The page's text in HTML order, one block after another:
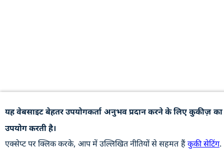
यह वेबसाइट बेहतर उपयोगकर्ता अनुभव प्रदान करने के लिए कुकीज़ का
उपयोग करती है।
एक्सेप्ट पर क्लिक करके, आप में उल्लिखित नीतियों से सहमत हैंकुकी सेटिंग.
उपयोगी कड़ियां
पुरालेख
वेबसाइट की नीतियाँ